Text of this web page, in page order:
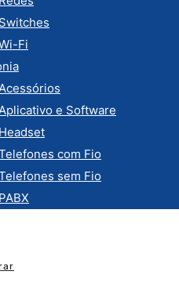
Switches
Fi
e Software
Headset
com Fio
sem Fio
PABX